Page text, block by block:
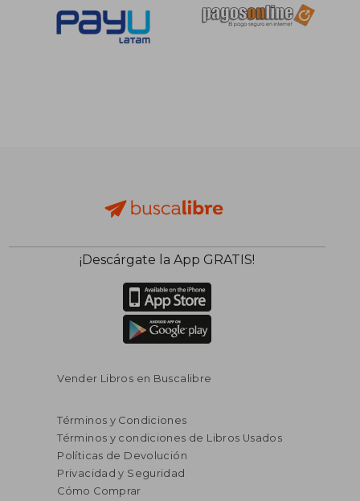
¡Descárgate la App GRATIS!
Vender Libros en Buscalibre
Términos y Condiciones
Términos y condiciones de Libros Usados
Políticas de Devolución
Privacidad y Seguridad
Cómo Comprar